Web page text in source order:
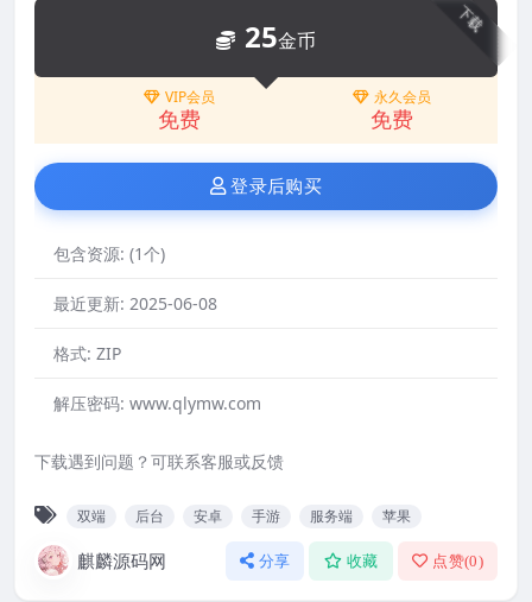
下载
25金币
VIP会员
免费
永久会员
免费
登录后购买
包含资源: (1个)
最近更新: 2025-06-08
格式: ZIP
解压密码: www.qlymw.com
下载遇到问题？可联系客服或反馈
双端 后台 安卓 手游 服务端 苹果
麒麟源码网 分享 收藏 点赞(0)